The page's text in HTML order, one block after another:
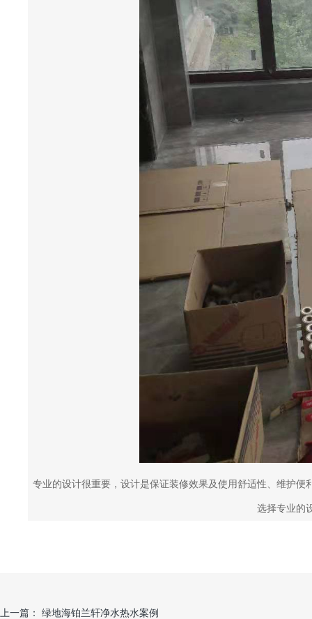
专业的设计很重要，设计是保证装修效果及使用舒适性、维护
选择专业的
上一篇： 绿地海铂兰轩净水热水案例